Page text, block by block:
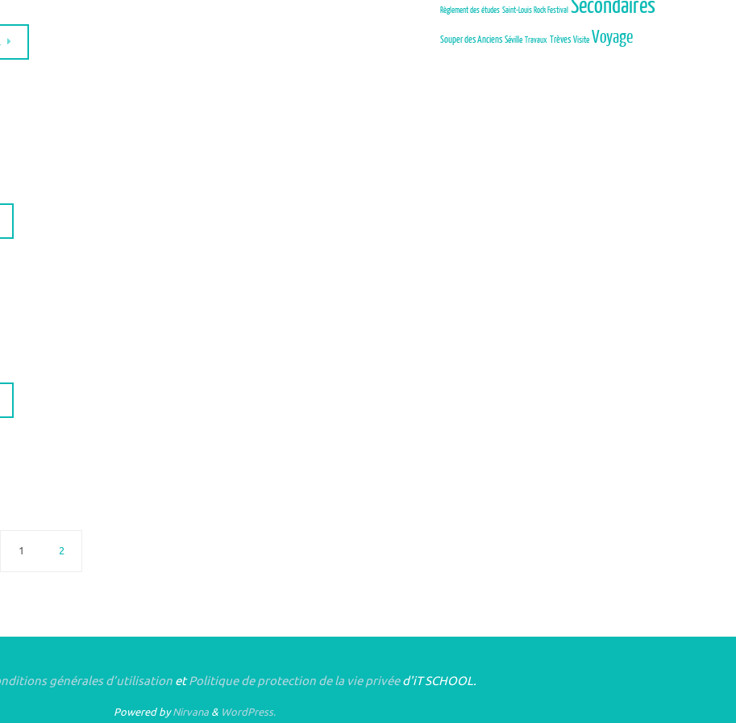
1 2
Règlement des études Saint-Louis Rock Festival Secondaires
Souper des Anciens Séville Travaux Trèves Visite Voyage
générales d’utilisationetPolitique de protection de la vie privéed'iT SCHOOL.
Powered byNirvana& WordPress.